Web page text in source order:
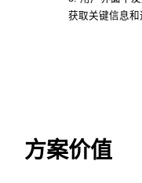
获取关键信息
方案价值